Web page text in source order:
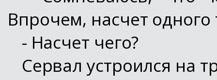
Впрочем, насчет
- Насчет чего?
Сервал устроился на